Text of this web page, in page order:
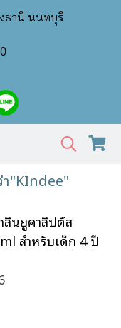
งธานี นนทบุรี
"KIndee"
ลิ่นยูคาลิปตัส
สำหรับเด็ก 4 ปี